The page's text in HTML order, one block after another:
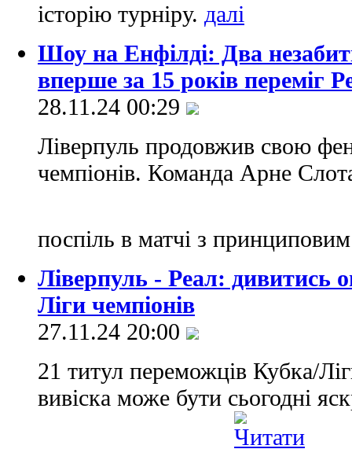
історію турніру.
Шоу на Енфілді: Два
вперше за 15 років переміг
28.11.24 00:29
Ліверпуль продовжив свою
чемпіонів. Команда Арне
поспіль в матчі з
Ліверпуль - Реал: дивитись
Ліги чемпіонів
27.11.24 20:00
21 титул переможців Кубка/
вивіска може бути сьогодні